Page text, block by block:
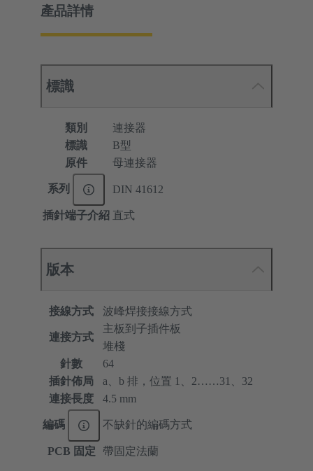
產品詳情
標識
類別
連接器
標識
B型
原件
母連接器
系列 DIN 41612
插針端子介紹 直式
版本
接線方式 波峰焊接接線方式
連接方式
主板到子插件板
堆棧
針數
64
插針佈局
a、b 排，位置 1、2……31、32
連接長度
4.5 mm
編碼 不缺針的編碼方式
PCB 固定 帶固定法蘭